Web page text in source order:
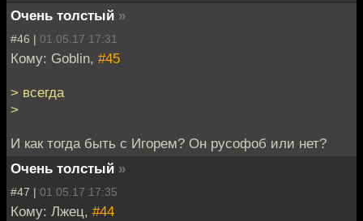
Очень толстый »
#46 | 01.05.17 17:31
Кому: Goblin, #45
> всегда
>
И как тогда быть с Игорем? Он русофоб или нет?
Очень толстый »
#47 | 01.05.17 17:35
Кому: Лжец, #44